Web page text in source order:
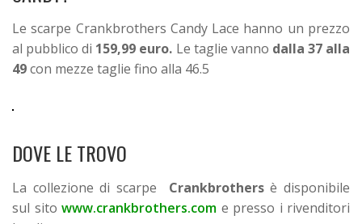
Le scarpe Crankbrothers Candy Lace hanno un prezzo
al pubblico di 159,99 euro. Le taglie vanno dalla 37 alla
49con mezze taglie fino alla 46.5
DOVE LE TROVO
La collezione di scarpe Crankbrothersè disponibile
sul sito www.crankbrothers.com e presso i rivenditori